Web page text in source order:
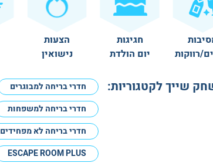
רווקות
חגיגות
יום הולדת
הצעות
נישואין
שייך לקטגוריות: חדרי בריחה למבוגרים
חדרי בריחה למשפחות
חדרי בריחה לא מפחידים
ESCAPE ROOM PLUS